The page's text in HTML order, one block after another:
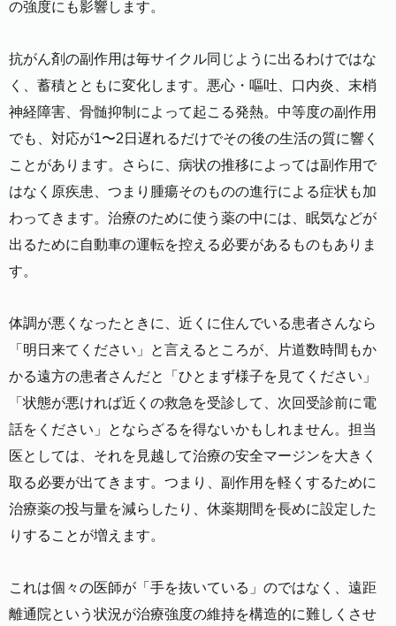
の強度にも影響します。
抗がん剤の副作用は毎サイクル同じように出るわけではな
く、蓄積とともに変化します。悪心・嘔吐、口内炎、末梢
神経障害、骨髄抑制によって起こる発熱。中等度の副作用
でも、対応が1〜2日遅れるだけでその後の生活の質に響く
ことがあります。さらに、病状の推移によっては副作用で
はなく原疾患、つまり腫瘍そのものの進行による症状も加
わってきます。治療のために使う薬の中には、眠気などが
出るために自動車の運転を控える必要があるものもありま
す。
体調が悪くなったときに、近くに住んでいる患者さんなら
「明日来てください」と言えるところが、片道数時間もか
かる遠方の患者さんだと「ひとまず様子を見てください」
「状態が悪ければ近くの救急を受診して、次回受診前に電
話をください」とならざるを得ないかもしれません。担当
医としては、それを見越して治療の安全マージンを大きく
取る必要が出てきます。つまり、副作用を軽くするために
治療薬の投与量を減らしたり、休薬期間を長めに設定した
りすることが増えます。
これは個々の医師が「手を抜いている」のではなく、遠距
離通院という状況が治療強度の維持を構造的に難しくさせ